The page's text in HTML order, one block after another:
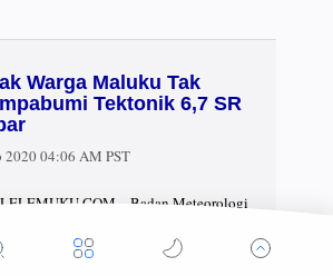
Warga Maluku Tak
Tektonik 6,7 SR
2020 04:06 AM PST
– Badan Meteorologi
bermagnitudo 6,7 SR pada Rabu,
pukul 16.33.12 WIT itu harus disikapi